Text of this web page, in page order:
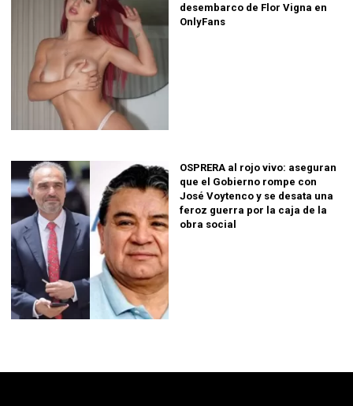
desembarco de Flor Vigna en
OnlyFans
OSPRERA al rojo vivo: aseguran
que el Gobierno rompe con
José Voytenco y se desata una
feroz guerra por la caja de la
obra social